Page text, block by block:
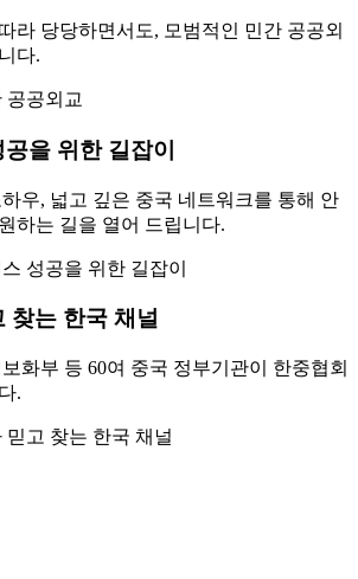
라 당당하면서도, 모범적인 민간 공공외
다.
을 위한 길잡이
우, 넓고 깊은 중국 네트워크를 통해 안
하는 길을 열어 드립니다.
찾는 한국 채널
화부 등 60여 중국 정부기관이 한중협회
.